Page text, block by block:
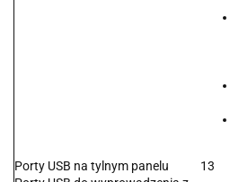
Porty USB na tylnym panelu
13